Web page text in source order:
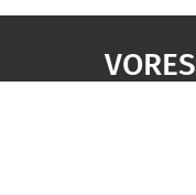
VORES